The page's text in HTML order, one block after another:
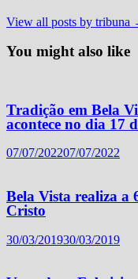
View all posts by tribuna
You might also like
Tradição em Bela
acontece no dia 17
07/07/202207/07/2022
Bela Vista realiza a
Cristo
30/03/201930/03/2019